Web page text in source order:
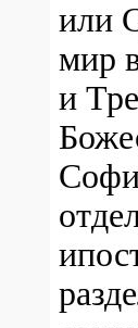
или
мир
и